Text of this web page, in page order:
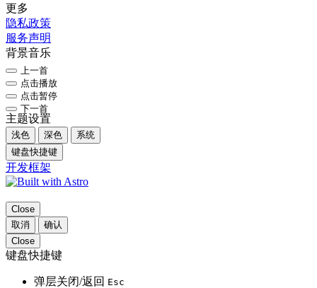
更多
隐私政策
服务声明
背景音乐
上一首
点击播放
点击暂停
下一首
主题设置
浅色 深色
系统
键盘快捷键
开发框架
Close
取消
确认
Close
键盘快捷键
弹层关闭/返回 Esc